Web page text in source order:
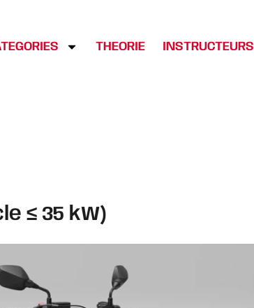
THEORIE INSTRUCTEURS
≤ 35 kW)